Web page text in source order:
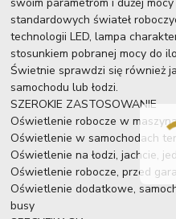
standardowych świateł
technologii LED, lampa
stosunkiem pobranej mocy do
Świetnie sprawdzi się również
samochodu lub łodzi.
SZEROKIE ZASTOSOWANIE
Oświetlenie robocze w
Oświetlenie w samochodach
Oświetlenie na łodzi, jachcie,
Oświetlenie robocze, przed
Oświetlenie dodatkowe,
busy